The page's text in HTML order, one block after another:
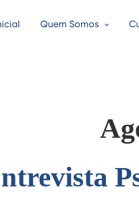
Quem Somos